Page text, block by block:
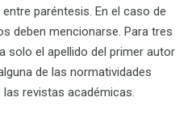
paréntesis. En el caso de
deben mencionarse. Para tres
solo el apellido del primer autor
de las normatividades
revistas académicas.